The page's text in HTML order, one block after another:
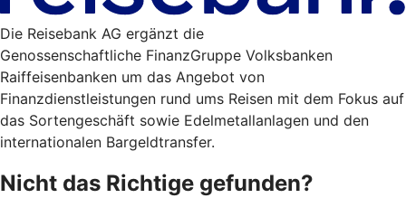
Die Reisebank AG ergänzt die
Genossenschaftliche FinanzGruppe Volksbanken
Raiffeisenbanken um das Angebot von
Finanzdienstleistungen rund ums Reisen mit dem Fokus auf
das Sortengeschäft sowie Edelmetallanlagen und den
internationalen Bargeldtransfer.
Nicht das Richtige gefunden?